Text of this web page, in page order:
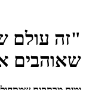
"זה עולם
שאוהבים